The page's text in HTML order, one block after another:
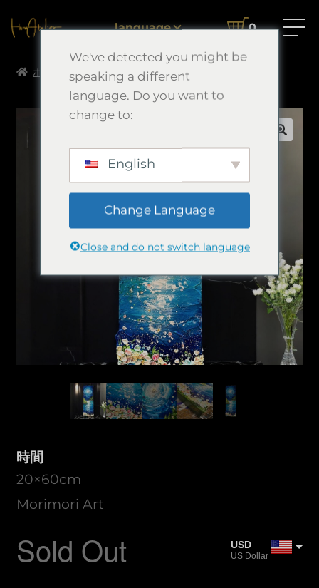
language 0
ホーム Morimori Art 時間
時間
20×60cm
Morimori Art
Sold Out USD
US Dollar
We've detected you might be
speaking a different
language. Do you want to
change to:
English
Change Language
Close and do not switch language